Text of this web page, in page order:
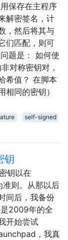
保存在主程序
解密签名，计
，然后将其与
们匹配，则可
题是： 如何使
对称密钥对，
希值？ 在脚本
同的密钥）
self-signed
钥
钥以在
则。从那以后
间后，我备份
2009年的全
开始尝试
，我真